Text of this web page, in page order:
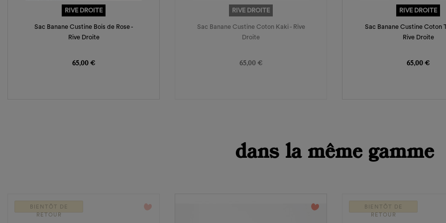
RIVE DROITE
Sac Banane Custine Bois de Rose -
Rive Droite
65,00 €
RIVE DROITE
Sac Banane Custine Coton Kaki - Rive
Droite
65,00 €
RIVE DROITE
Sac Banane Custine Coton
Rive Droite
65,00 €
dans la même gamme
BIENTÔT DE
RETOUR
favorite_border favorite_border
BIENTÔT DE
RETOUR